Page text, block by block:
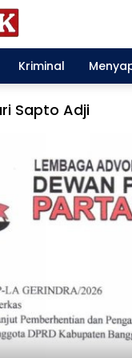
Kriminal
Sapto Adji